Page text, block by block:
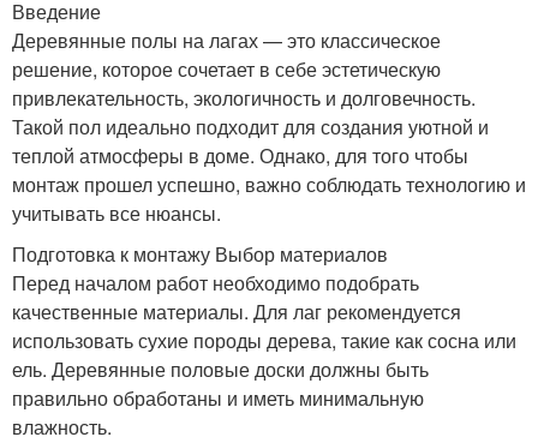
Введение
Деревянные полы на лагах — это классическое
решение, которое сочетает в себе эстетическую
привлекательность, экологичность и долговечность.
Такой пол идеально подходит для создания уютной и
теплой атмосферы в доме. Однако, для того чтобы
монтаж прошел успешно, важно соблюдать технологию и
учитывать все нюансы.
Подготовка к монтажу Выбор материалов
Перед началом работ необходимо подобрать
качественные материалы. Для лаг рекомендуется
использовать сухие породы дерева, такие как сосна или
ель. Деревянные половые доски должны быть
правильно обработаны и иметь минимальную
влажность.